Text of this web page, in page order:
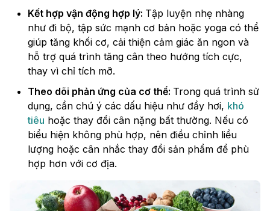
Kết hợp vận động hợp lý: Tập luyện nhẹ nhàng
như đi bộ, tập sức mạnh cơ bản hoặc yoga có thể
giúp tăng khối cơ, cải thiện cảm giác ăn ngon và
hỗ trợ quá trình tăng cân theo hướng tích cực,
thay vì chỉ tích mỡ.
Theo dõi phản ứng của cơ thể: Trong quá trình sử
dụng, cần chú ý các dấu hiệu như đầy hơi, khó
tiêu hoặc thay đổi cân nặng bất thường. Nếu có
biểu hiện không phù hợp, nên điều chỉnh liều
lượng hoặc cân nhắc thay đổi sản phẩm để phù
hợp hơn với cơ địa.